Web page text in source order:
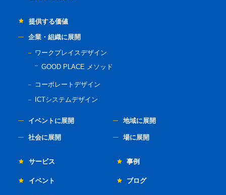
提供する価値
企業・組織に展開
ワークプレイスデザイン
GOOD PLACE メソッド
コーポレートデザイン
ICTシステムデザイン
イベントに展開 地域に展開
社会に展開 場に展開
サービス 事例
イベント ブログ